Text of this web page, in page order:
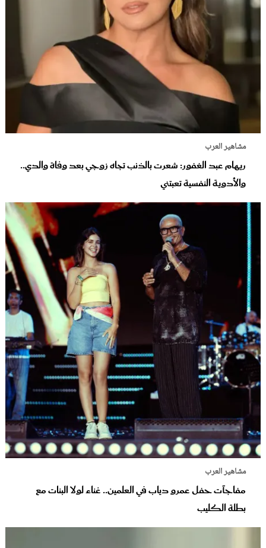
مشاهير العرب
ريهام عبد الغفور: شعرت بالذنب تجاه زوجي بعد وفاة والدي..
والأدوية النفسية تعبتني
مشاهير العرب
مفاجآت حفل عمرو دياب في العلمين.. غناء لولا البنات مع
بطلة الكليب